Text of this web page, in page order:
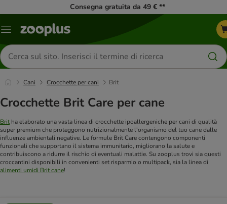
Consegna gratuita da 49 € **
Overview
Cerca
prodotti
Cani Crocchette per cani Brit
Crocchette Brit Care per cane
Brit ha elaborato una vasta linea di crocchette ipoallergeniche per cani di qualità
super premium che proteggono nutrizionalmente l'organismo del tuo cane dalle
influenze ambientali negative. Le formule Brit Care contengono componenti
funzionali che supportano il sistema immunitario, migliorano la salute e
contribuiscono a ridurre il rischio di eventuali malattie. Su zooplus trovi sia questi
croccantini disponibili in convenienti set risparmio o multipack, sia la linea di
alimenti umidi Brit cane!